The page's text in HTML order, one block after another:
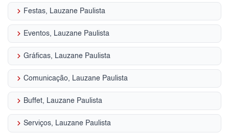
keyboard_arrow_right Festas, Lauzane Paulista
keyboard_arrow_right Eventos, Lauzane Paulista
keyboard_arrow_right Gráficas, Lauzane Paulista
keyboard_arrow_right Comunicação, Lauzane Paulista
keyboard_arrow_right Buffet, Lauzane Paulista
keyboard_arrow_right Serviços, Lauzane Paulista